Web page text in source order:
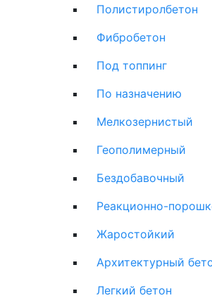
Полистиролбетон
Фибробетон
Под топпинг
По назначению
Мелкозернистый
Геополимерный
Бездобавочный
Реакционно-
Жаростойкий
Архитектурный
Легкий бетон